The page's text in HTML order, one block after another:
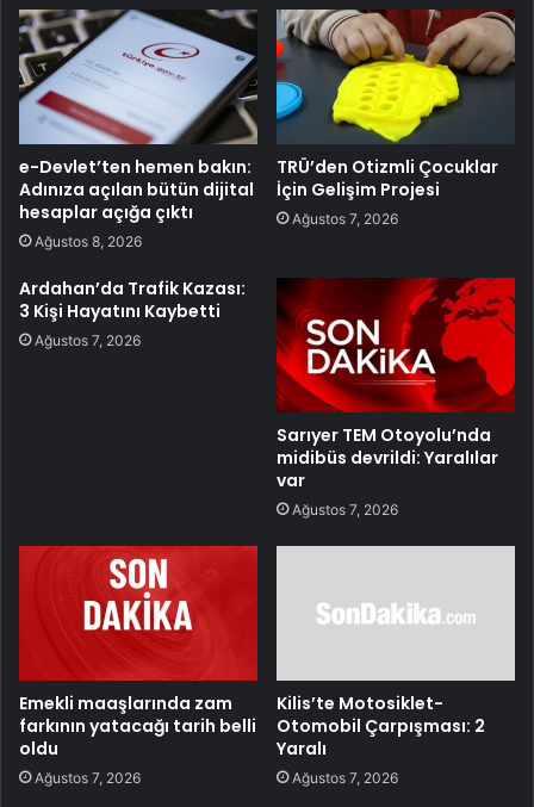
e-Devlet’ten hemen bakın:
Adınıza açılan bütün dijital
hesaplar açığa çıktı
Ağustos 8, 2026
TRÜ’den Otizmli Çocuklar
İçin Gelişim Projesi
Ağustos 7, 2026
Ardahan’da Trafik Kazası:
3 Kişi Hayatını Kaybetti
Ağustos 7, 2026
Sarıyer TEM Otoyolu’nda
midibüs devrildi: Yaralılar
var
Ağustos 7, 2026
Emekli maaşlarında zam
farkının yatacağı tarih belli
oldu
Ağustos 7, 2026
Kilis’te Motosiklet-
Otomobil Çarpışması: 2
Yaralı
Ağustos 7, 2026